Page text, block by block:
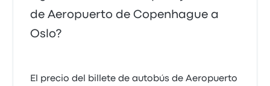
de Aeropuerto de Copenhague a
Oslo?
El precio del billete de autobús de Aeropuerto